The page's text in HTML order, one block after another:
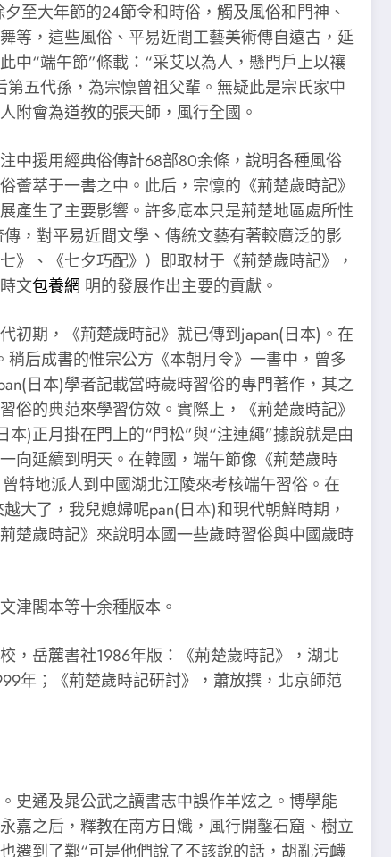
至大年節的24節令和時俗，觸及風俗和門神、
等，這些風俗、平易近間工藝美術傳自遠古，延
中“端午節”條載：“采艾以為人，懸門戶上以禳
五代孫，為宗懔曾祖父輩。無疑此是宗氏家中
附會為道教的張天師，風行全國。
援用經典俗傳計68部80余條，說明各種風俗
萃于一書之中。此后，宗懔的《荊楚歲時記》
產生了主要影響。許多底本只是荊楚地區處所性
，對平易近間文學、傳統文藝有著較廣泛的影
、《七夕巧配》）即取材于《荊楚歲時記》，
文包養網 明的發展作出主要的貢獻。
期，《荊楚歲時記》就已傳到japan(日本)。在
后成書的惟宗公方《本朝月令》一書中，曾多
日本)學者記載當時歲時習俗的專門著作，其之
的典范來學習仿效。實際上，《荊楚歲時記》
)正月掛在門上的“門松”與“注連繩”據說就是由
向延續到明天。在韓國，端午節像《荊楚歲時
特地派人到中國湖北江陵來考核端午習俗。在
大了，我兒媳婦呢pan(日本)和現代朝鮮時期，
楚歲時記》來說明本國一些歲時習俗與中國歲時
津閣本等十余種版本。
岳麓書社1986年版：《荊楚歲時記》，湖北
年；《荊楚歲時記研討》，蕭放撰，北京師范
通及晁公武之讀書志中誤作羊炫之。博學能
嘉之后，釋教在南方日熾，風行開鑿石窟、樹立
遷到了鄴“可是他們說了不該說的話，胡亂污衊